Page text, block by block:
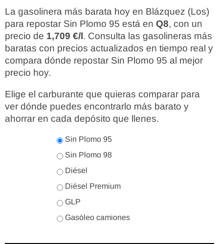
La gasolinera más barata hoy en Blázquez (Los)
para repostar Sin Plomo 95 está en Q8, con un
precio de 1,709 €/l. Consulta las gasolineras más
baratas con precios actualizados en tiempo real y
compara dónde repostar Sin Plomo 95 al mejor
precio hoy.
Elige el carburante que quieras comparar para
ver dónde puedes encontrarlo más barato y
ahorrar en cada depósito que llenes.
Sin Plomo 95
Sin Plomo 98
Diésel
Diésel Premium
GLP
Gasóleo camiones